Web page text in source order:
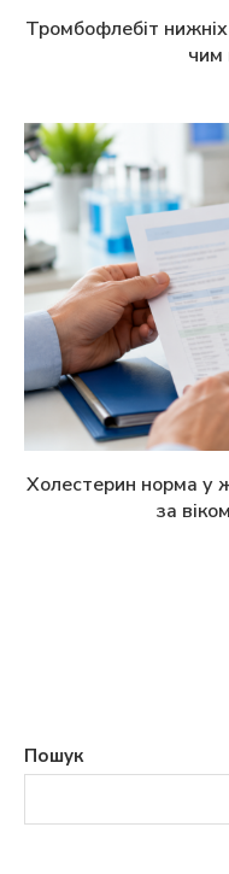
Тромбофлебіт нижніх
чим
Холестерин норма у
за
Пошук